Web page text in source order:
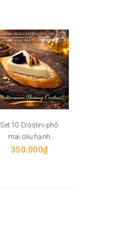
Set 10 Crostini phô
mai oliu hạnh
nhân/Mediterranean
350.000₫